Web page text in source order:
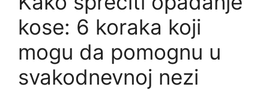
kose: 6 koraka koji
mogu da pomognu u
svakodnevnoj nezi